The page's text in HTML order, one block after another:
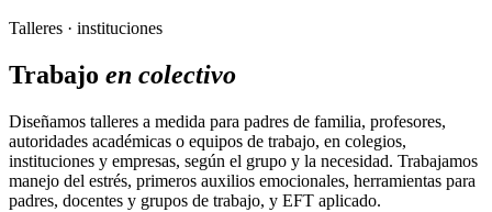
Talleres · instituciones
Trabajo en colectivo
Diseñamos talleres a medida para padres de familia, profesores,
autoridades académicas o equipos de trabajo, en colegios,
instituciones y empresas, según el grupo y la necesidad. Trabajamos
manejo del estrés, primeros auxilios emocionales, herramientas para
padres, docentes y grupos de trabajo, y EFT aplicado.